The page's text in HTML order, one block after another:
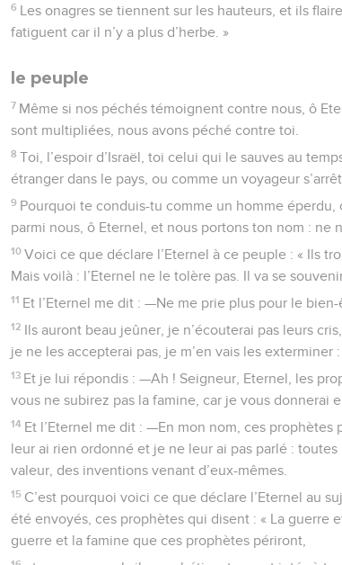
6 Les onagres se tiennent sur les hauteurs, et ils
fatiguent car il n’y a plus d’herbe. »
le peuple
7 Même si nos péchés témoignent contre nous, ô
sont multipliées, nous avons péché contre toi.
8 Toi, l’espoir d’Israël, toi celui qui le sauves au
étranger dans le pays, ou comme un voyageur
9 Pourquoi te conduis-tu comme un homme
parmi nous, ô Eternel, et nous portons ton nom : ne
10 Voici ce que déclare l’Eternel à ce peuple : « Ils
Mais voilà : l’Eternel ne le tolère pas. Il va se
11 Et l’Eternel me dit : —Ne me prie plus pour le
12 Ils auront beau jeûner, je n’écouterai pas leurs
je ne les accepterai pas, je m’en vais les exterminer
13 Et je lui répondis : —Ah ! Seigneur, Eternel, les
vous ne subirez pas la famine, car je vous donnerai
14 Et l’Eternel me dit : —En mon nom, ces
leur ai rien ordonné et je ne leur ai pas parlé :
valeur, des inventions venant d’eux-mêmes.
15 C’est pourquoi voici ce que déclare l’Eternel au
été envoyés, ces prophètes qui disent : « La guerre
guerre et la famine que ces prophètes périront,